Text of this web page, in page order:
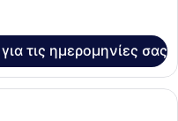
τις ημερομηνίες σας
Δωμάτιο |